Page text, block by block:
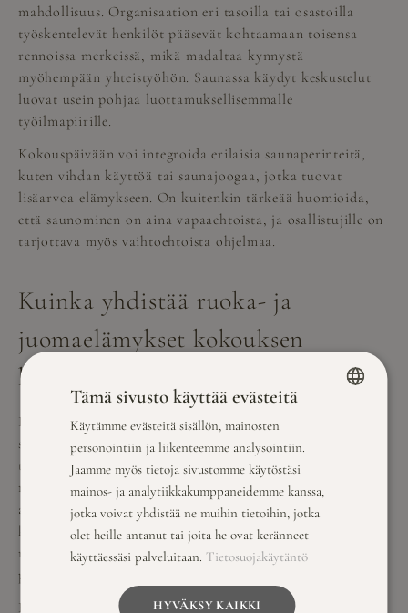
mahdollisuus. Organisaation eri tasoilla tai osastoilla
työskentelevät henkilöt pääsevät kohtaamaan toisensa
rennoissa merkeissä, mikä madaltaa kynnystä
myöhempään yhteistyöhön. Saunassa käydyt keskustelut
luovat usein pohjaa luottamuksellisemmalle
työilmapiirille.
Kokouspäivään voi integroida erilaisia saunaperinteitä,
kuten vihdan käyttöä tai saunajoogaa, jotka tuovat
lisäarvoa elämykseen. On kuitenkin tärkeää huomioida,
että saunominen on aina vapaaehtoista, ja osallistujille on
tarjottava myös vaihtoehtoista ohjelmaa.
Kuinka yhdistää ruoka- ja
juomaelämykset kokouksen
kulkuun?
Ruokailu on olennainen osa onnistunutta tiimipäivää, ja
se kannattaa suunnitella tukemaan päivän rytmiä ja
tavoitteita. Savutuvan Apajalla ruokailut voidaan
räätälöidä kokouspäivän eri vaiheisiin sopiviksi:
aamiainen energisoivana aloituksena, lounas sopivan
kevyenä ateriaintensana työjaksojen välissä ja päivällinen
runsaampanakulinaristisena kokemuksenapäivän
päätteeksi.
Kokouspäivän menu kannattaa suunnitella huolellisesti
Tämä sivusto käyttää evästeitä
Käytämme evästeitä sisällön, mainosten
personointiin ja liikenteemme analysointiin.
Jaamme myös tietoja sivustomme käytöstäsi
mainos- ja analytiikkakumppaneidemme kanssa,
jotka voivat yhdistää ne muihin tietoihin, jotka
olet heille antanut tai joita he ovat keränneet
käyttäessäsi palveluitaan. Tietosuojakäytäntö
HYVÄKSY KAIKKI